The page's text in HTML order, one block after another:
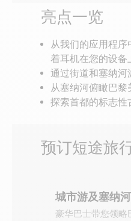
亮点一览
从我们的应用程
着耳机在您的设
通过街道和塞纳河
从塞纳河俯瞰巴黎
探索首都的标志性
预订短途旅
城市游及塞纳
豪华巴士带您领